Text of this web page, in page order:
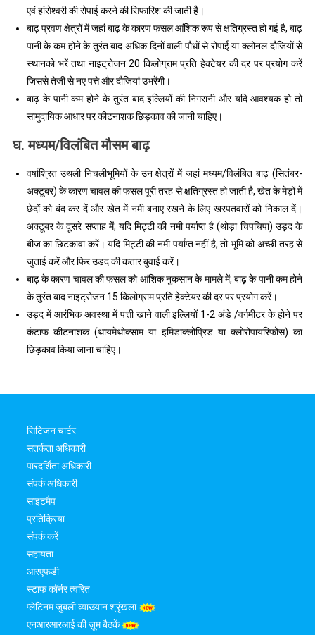
एवं हांसेश्वरी की रोपाई करने की सिफारिश की जाती है।
बाढ़ प्रवण क्षेत्रों में जहां बाढ़ के कारण फसल आंशिक रूप से क्षतिग्रस्त हो गई है, बाढ़
पानी के कम होने के तुरंत बाद अधिक दिनों वाली पौधों से रोपाई या क्लोनल दौजियों से
स्थानको भरें तथा नाइट्रोजन 20 किलोग्राम प्रति हेक्टेयर की दर पर प्रयोग करें
जिससे तेजी से नए पत्ते और दौजियां उभरेंगी।
बाढ़ के पानी कम होने के तुरंत बाद इल्लियों की निगरानी और यदि आवश्यक हो तो
सामुदायिक आधार पर कीटनाशक छिड़काव की जानी चाहिए।
घ. मध्यम/विलंबित मौसम बाढ़
वर्षाश्रित उथली निचलीभूमियों के उन क्षेत्रों में जहां मध्यम/विलंबित बाढ़ (सितंबर-
अक्टूबर) के कारण चावल की फसल पूरी तरह से क्षतिग्रस्त हो जाती है, खेत के मेड़ों में
छेदों को बंद कर दें और खेत में नमी बनाए रखने के लिए खरपतवारों को निकाल दें।
अक्टूबर के दूसरे सप्ताह में, यदि मिट्टी की नमी पर्याप्त है (थोड़ा चिपचिपा) उड़द के
बीज का छिटकावा करें। यदि मिट्टी की नमी पर्याप्त नहीं है, तो भूमि को अच्छी तरह से
जुताई करें और फिर उड़द की कतार बुवाई करें।
बाढ़ के कारण चावल की फसल को आंशिक नुकसान के मामले में, बाढ़ के पानी कम होने
के तुरंत बाद नाइट्रोजन 15 किलोग्राम प्रति हेक्टेयर की दर पर प्रयोग करें।
उड़द में आरंभिक अवस्था में पत्ती खाने वाली इल्लियों 1-2 अंडे /वर्गमीटर के होने पर
कंटाफ कीटनाशक (थायमेथोक्साम या इमिडाक्लोप्रिड या क्लोरोपायरिफोस) का
छिड़काव किया जाना चाहिए।
सिटिजन चार्टर
सतर्कता अधिकारी
पारदर्शिता अधिकारी
संपर्क अधिकारी
साइटमैप
प्रतिक्रिया
संपर्क करें
सहायता
आरएफडी
स्टाफ कॉर्नर त्वरित
प्लेटिनम जुबली व्याख्यान श्रृंखला
एनआरआरआई की ज़ूम बैठकें